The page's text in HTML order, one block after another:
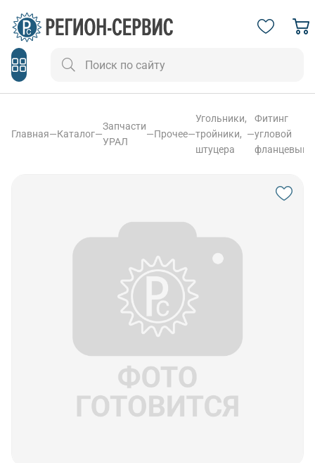
Главная—Каталог—
Запчасти
УРАЛ
—Прочее—
Угольники,
тройники,
штуцера
—
Фитинг
угловой
фланцевый